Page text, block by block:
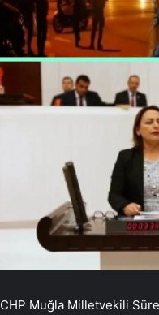
CHP Muğla Milletvekili